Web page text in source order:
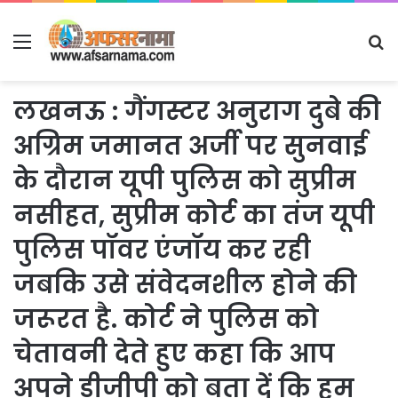
Menu
लखनऊ : गैंगस्टर अनुराग दुबे की
अग्रिम जमानत अर्जी पर सुनवाई
के दौरान यूपी पुलिस को सुप्रीम
नसीहत, सुप्रीम कोर्ट का तंज यूपी
पुलिस पॉवर एंजॉय कर रही
जबकि उसे संवेदनशील होने की
जरूरत है. कोर्ट ने पुलिस को
चेतावनी देते हुए कहा कि आप
अपने डीजीपी को बता दें कि हम